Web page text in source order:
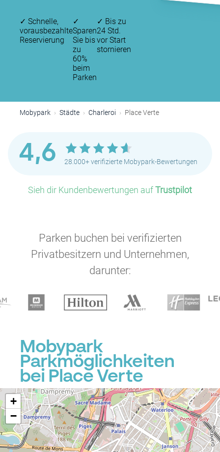
✓ Schnelle,
vorausbezahlte
Reservierung
✓
Sparen
Sie bis
zu
60%
beim
Parken
✓ Bis zu
24 Std.
vor Start
stornieren
Mobypark Städte Charleroi Place Verte
4,6 28.000+ verifizierte Mobypark-Bewertungen
Sieh dir Kundenbewertungen aufTrustpilot
Parken buchen bei verifizierten
Privatbesitzern und Unternehmen,
darunter:
Mobypark
Parkmöglichkeiten
bei Place Verte
+
−